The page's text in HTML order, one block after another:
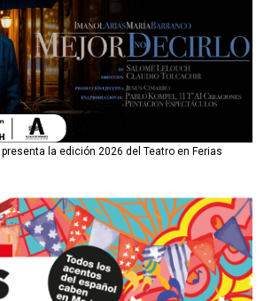
la edición 2026 del Teatro en Ferias